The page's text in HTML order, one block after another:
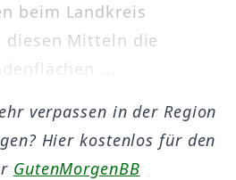
beim Landkreis
Mitteln die
...
verpassen in der Region
Hier kostenlos für den
GutenMorgenBB